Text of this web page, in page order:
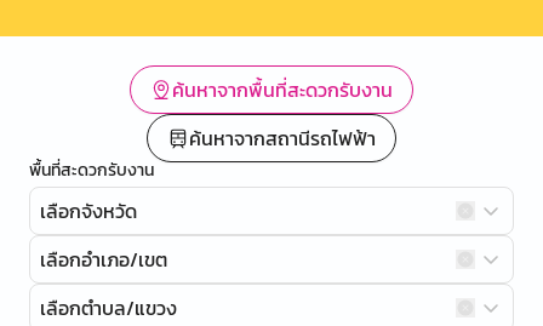
ค้นหาจากพื้นที่สะดวกรับงาน
ค้นหาจากสถานีรถไฟฟ้า
พื้นที่สะดวกรับงาน
เลือกจังหวัด
เลือกอำเภอ/เขต
เลือกตำบล/แขวง